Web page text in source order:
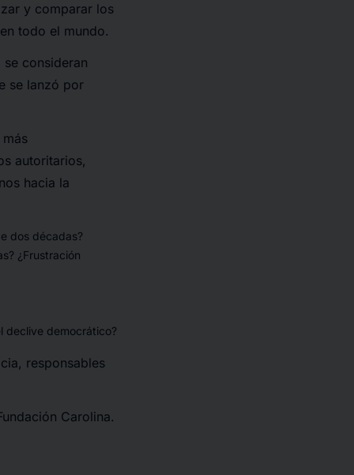
y comparar los
todo el mundo.
consideran
se lanzó por
autoritarios,
hacia la
dos décadas?
¿Frustración
declive democrático?
responsables
Carolina.